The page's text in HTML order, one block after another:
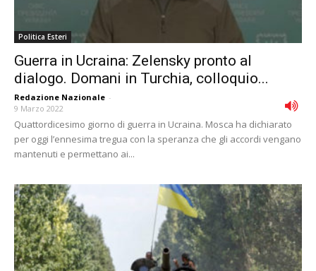
Politica Esteri
Guerra in Ucraina: Zelensky pronto al
dialogo. Domani in Turchia, colloquio...
Redazione Nazionale -
9 Marzo 2022
Quattordicesimo giorno di guerra in Ucraina. Mosca ha dichiarato
per oggi l’ennesima tregua con la speranza che gli accordi vengano
mantenuti e permettano ai...